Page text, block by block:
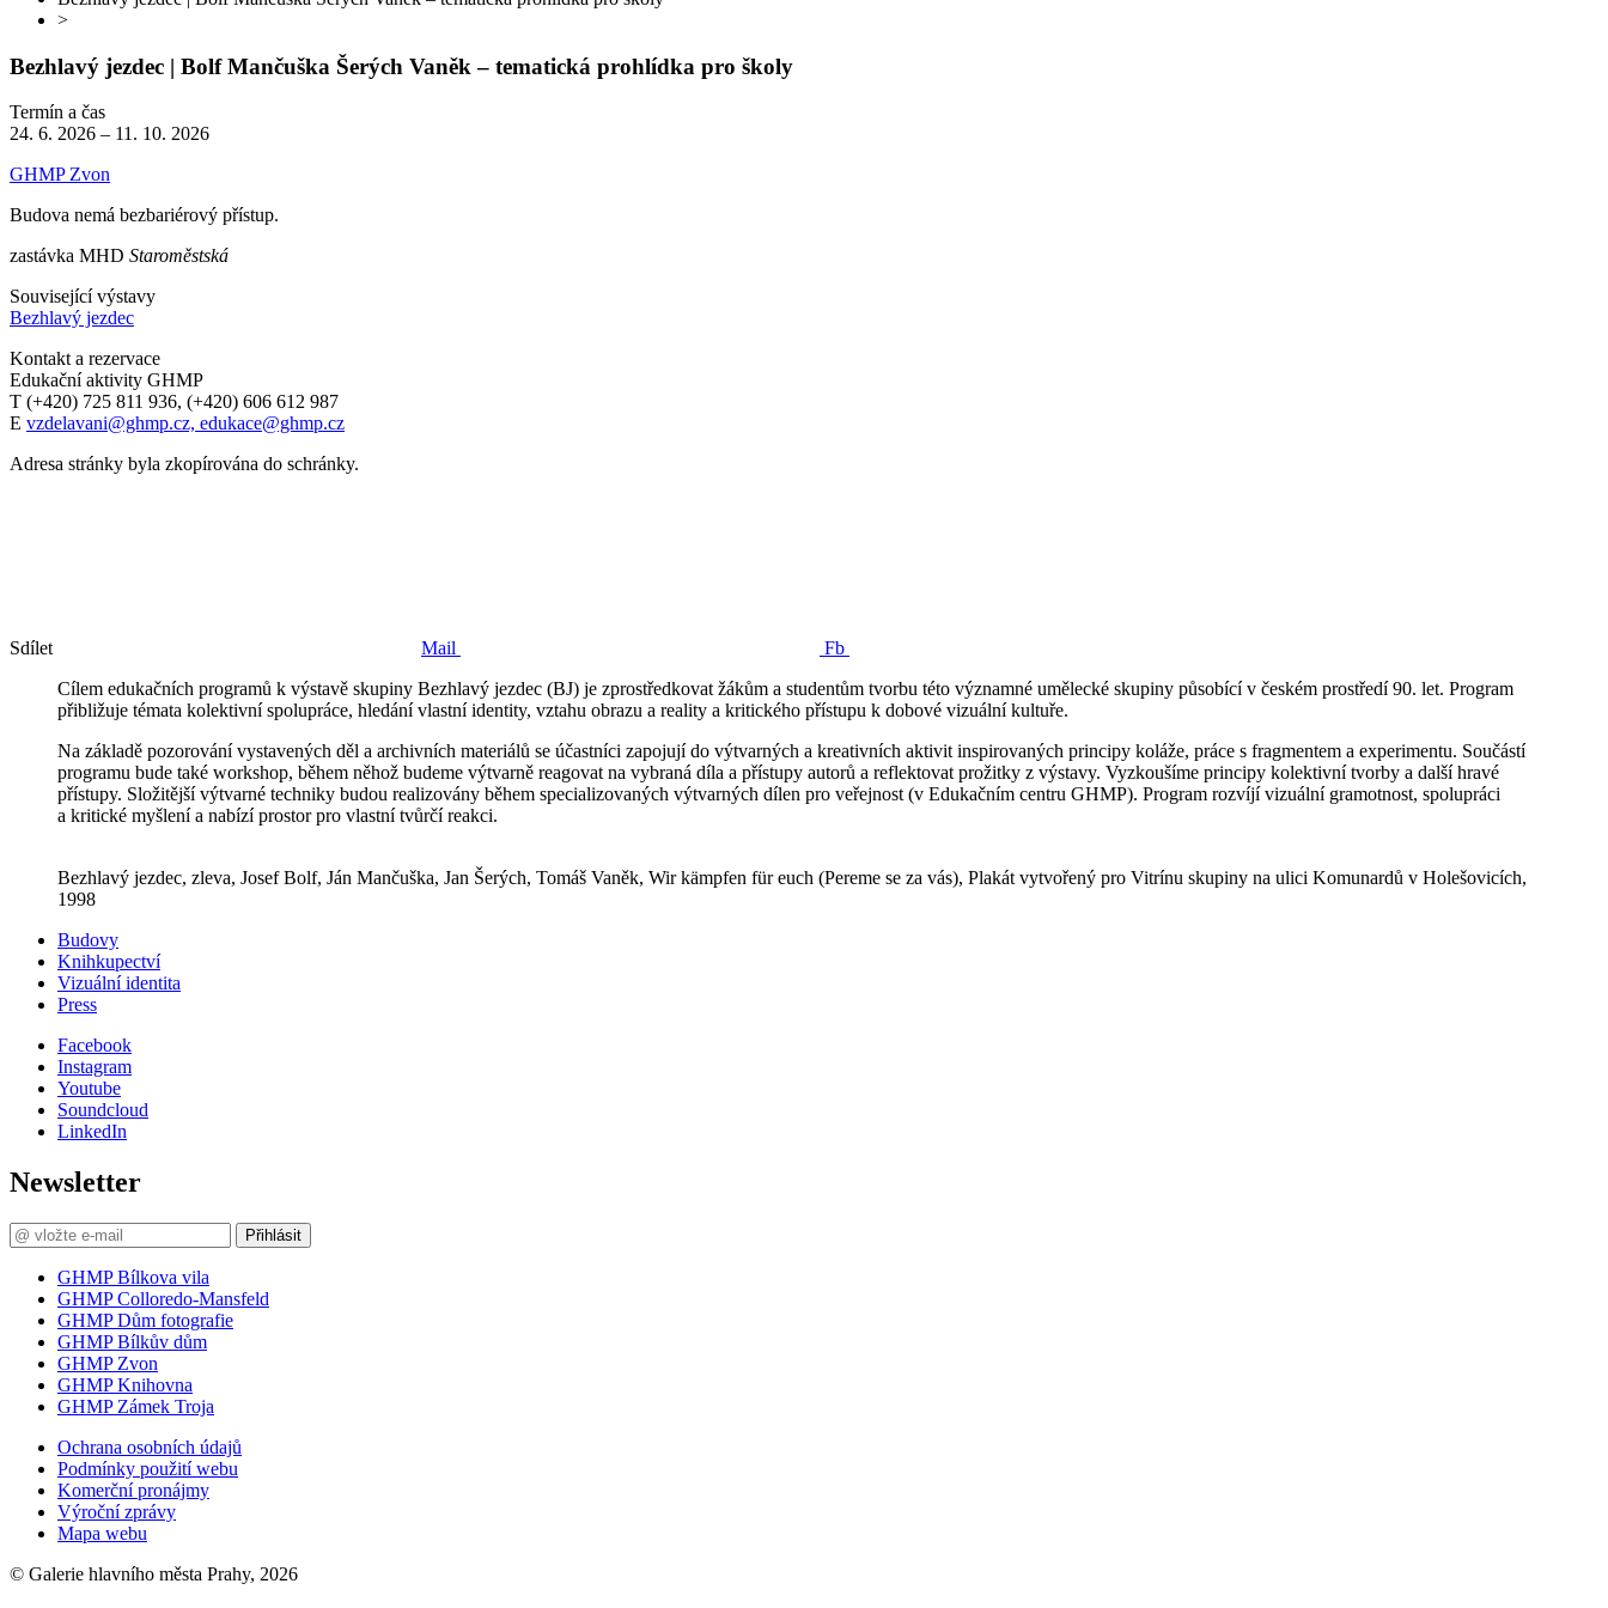
>
Bezhlavý jezdec | Bolf Mančuška Šerých Vaněk – tematická prohlídka pro školy
Termín a čas
24. 6. 2026 – 11. 10. 2026
GHMP Zvon
Budova nemá bezbariérový přístup.
zastávka MHD Staroměstská
Související výstavy
Bezhlavý jezdec
Kontakt a rezervace
Edukační aktivity GHMP
T (+420) 725 811 936, (+420) 606 612 987
E vzdelavani@ghmp.cz, edukace@ghmp.cz
Adresa stránky byla zkopírována do schránky.
Sdílet Mail
Fb
Cílem edukačních programů k výstavě skupiny Bezhlavý jezdec (BJ) je zprostředkovat žákům a studentům tvorbu této významné umělecké skupiny působící v českém prostředí 90. let. Program
přibližuje témata kolektivní spolupráce, hledání vlastní identity, vztahu obrazu a reality a kritického přístupu k dobové vizuální kultuře.
Na základě pozorování vystavených děl a archivních materiálů se účastníci zapojují do výtvarných a kreativních aktivit inspirovaných principy koláže, práce s fragmentem a experimentu. Součástí
programu bude také workshop, během něhož budeme výtvarně reagovat na vybraná díla a přístupy autorů a reflektovat prožitky z výstavy. Vyzkoušíme principy kolektivní tvorby a další hravé
přístupy. Složitější výtvarné techniky budou realizovány během specializovaných výtvarných dílen pro veřejnost (v Edukačním centru GHMP). Program rozvíjí vizuální gramotnost, spolupráci
a kritické myšlení a nabízí prostor pro vlastní tvůrčí reakci.
Bezhlavý jezdec, zleva, Josef Bolf, Ján Mančuška, Jan Šerých, Tomáš Vaněk, Wir kämpfen für euch (Pereme se za vás), Plakát vytvořený pro Vitrínu skupiny na ulici Komunardů v Holešovicích,
1998
Budovy
Knihkupectví
Vizuální identita
Press
Facebook
Instagram
Youtube
Soundcloud
LinkedIn
Newsletter
Přihlásit
GHMP Bílkova vila
GHMP Colloredo-Mansfeld
GHMP Dům fotografie
GHMP Bílkův dům
GHMP Zvon
GHMP Knihovna
GHMP Zámek Troja
Ochrana osobních údajů
Podmínky použití webu
Komerční pronájmy
Výroční zprávy
Mapa webu
© Galerie hlavního města Prahy, 2026